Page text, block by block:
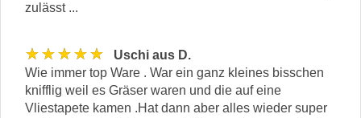
zulässt ...
★★★★★
Uschi aus D.
Wie immer top Ware . War ein ganz kleines bisschen
knifflig weil es Gräser waren und die auf eine
Vliestapete kamen .Hat dann aber alles wieder super